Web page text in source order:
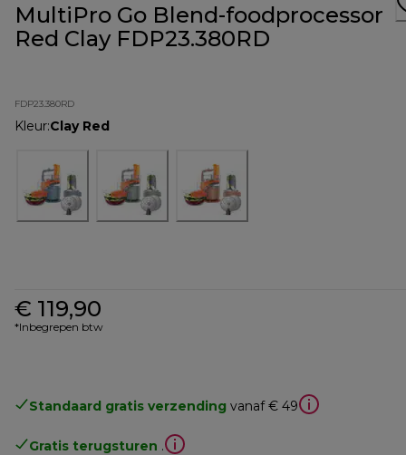
MultiPro Go Blend-foodprocessor
Red Clay FDP23.380RD
FDP23.380RD
Kleur:Clay Red
€ 119,90
*Inbegrepen btw
Standaard gratis verzending vanaf € 49
Gratis terugsturen .